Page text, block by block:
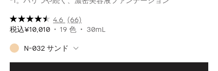
4.6 (66)
税込¥10,010 19 色 30mL
N-032 サンド